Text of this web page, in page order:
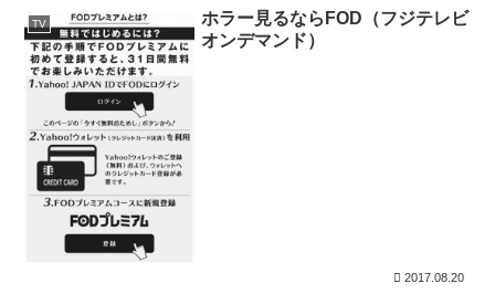
TV
ホラー見るならFOD（フジテレビ
オンデマンド）
2017.08.20